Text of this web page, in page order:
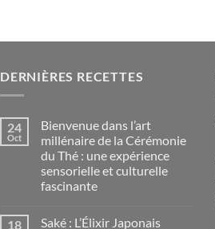
DERNIÈRES RECETTES
24
Oct
Bienvenue dans l’art
millénaire de la Cérémonie
du Thé : une expérience
sensorielle et culturelle
fascinante
18 Saké : L’Élixir Japonais